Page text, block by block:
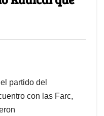
partido del
con las Farc,